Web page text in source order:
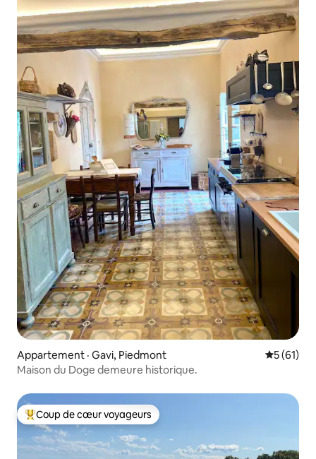
Appartement · Gavi, Piedmont Note
5 (61)
Maison du Doge demeure historique.
Coup de cœur voyageurs parmi les plus aimés
Coup de cœur voyageurs